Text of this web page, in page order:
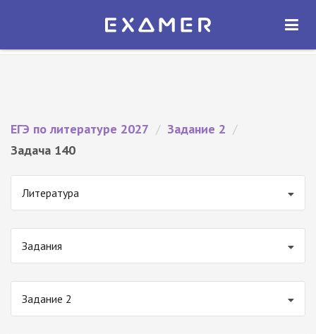
Экзамер — ЕГЭ 2027
ОТКРЫТЬ
ЕГЭ по литературе 2027 / Задание 2 /
Задача 140
Литература
Задания
Задание 2